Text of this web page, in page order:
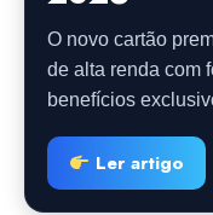
O novo cartão
de alta renda com
benefícios
Ler artigo